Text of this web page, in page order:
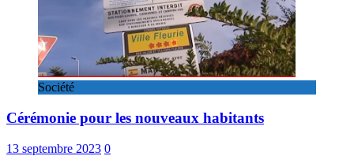
Société
Cérémonie pour les nouveaux habitants
13 septembre 2023 0